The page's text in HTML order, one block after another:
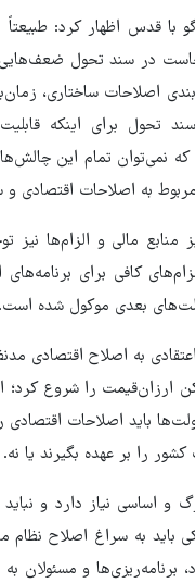
قدس اظهار کرد: طبیعتاً
در سند تحول
اصلاحات ساختاری،
برای اینکه قابلیت
نمی‌توان تمام این
به اصلاحات اقتصادی
مالی و الزام‌ها نیز
کافی برای برنامه‌های
بعدی موکول شده است.
به اصلاح اقتصادی
ارزان‌قیمت را شروع کرد؛
باید اصلاحات اقتصادی
را بر عهده بگیرند یا نه.
اقتصاد ایران شاید ۱۵ مورد اصلاح بزرگ و اساسی
به سراغ اصلاح نظام
و مسئولان